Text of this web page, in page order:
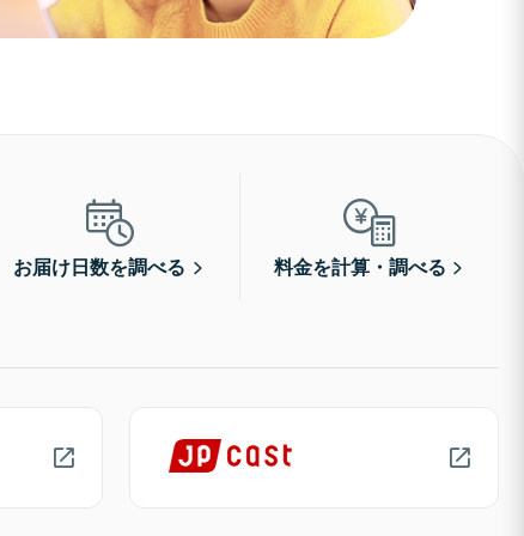
お届け日数を調べる 料金を計算・調べる